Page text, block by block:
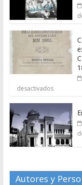
desactivados
Autores y